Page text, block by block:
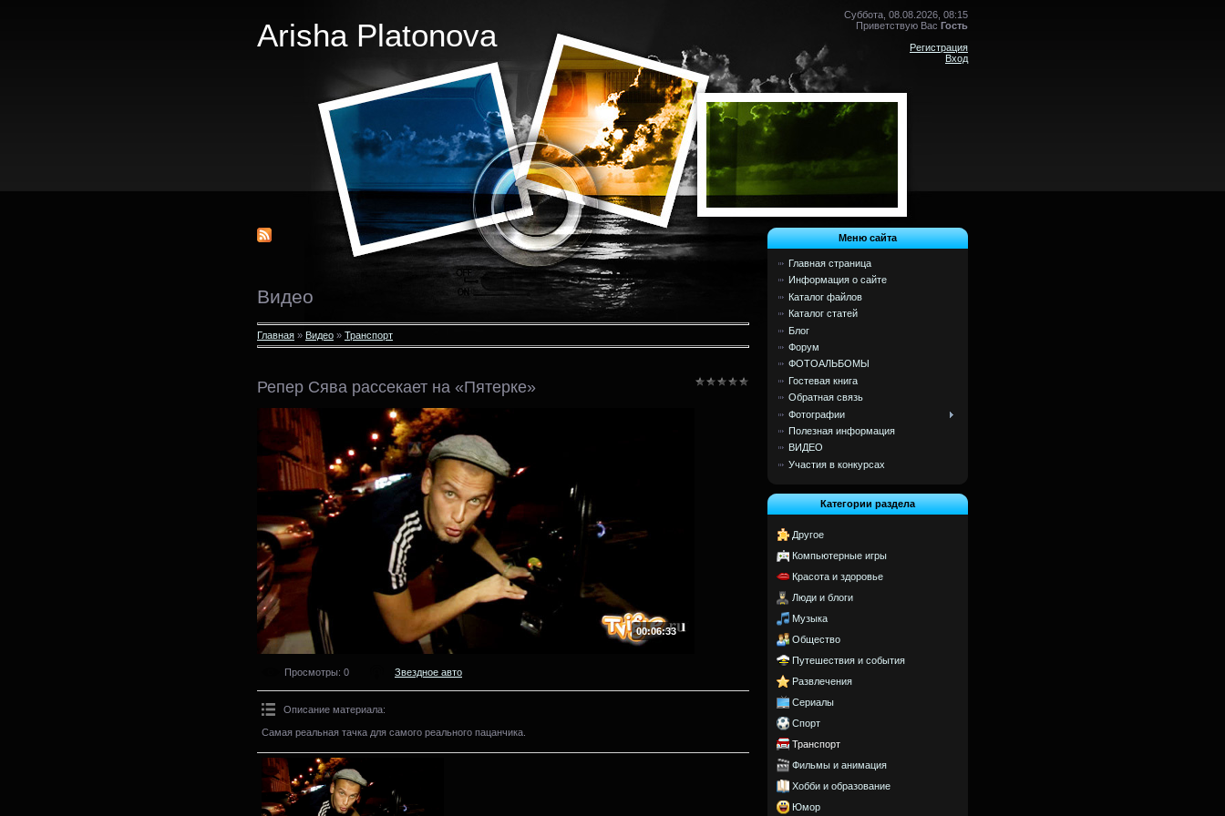
Arisha Platonova
Суббота, 08.08.2026, 08:15
Приветствую Вас Гость
Регистрация
Вход
Видео
Главная » Видео » Транспорт
Репер Сява рассекает на «Пятерке»
00:06:33
Просмотры: 0 Звездное авто
Описание материала:
Самая реальная тачка для самого реального пацанчика.
Меню сайта
Главная страница
Информация о сайте
Каталог файлов
Каталог статей
Блог
Форум
ФОТОАЛЬБОМЫ
Гостевая книга
Обратная связь
Фотографии
Полезная информация
ВИДЕО
Участия в конкурсах
Категории раздела
Другое
Компьютерные игры
Красота и здоровье
Люди и блоги
Музыка
Общество
Путешествия и события
Развлечения
Сериалы
Спорт
Транспорт
Фильмы и анимация
Хобби и образование
Юмор